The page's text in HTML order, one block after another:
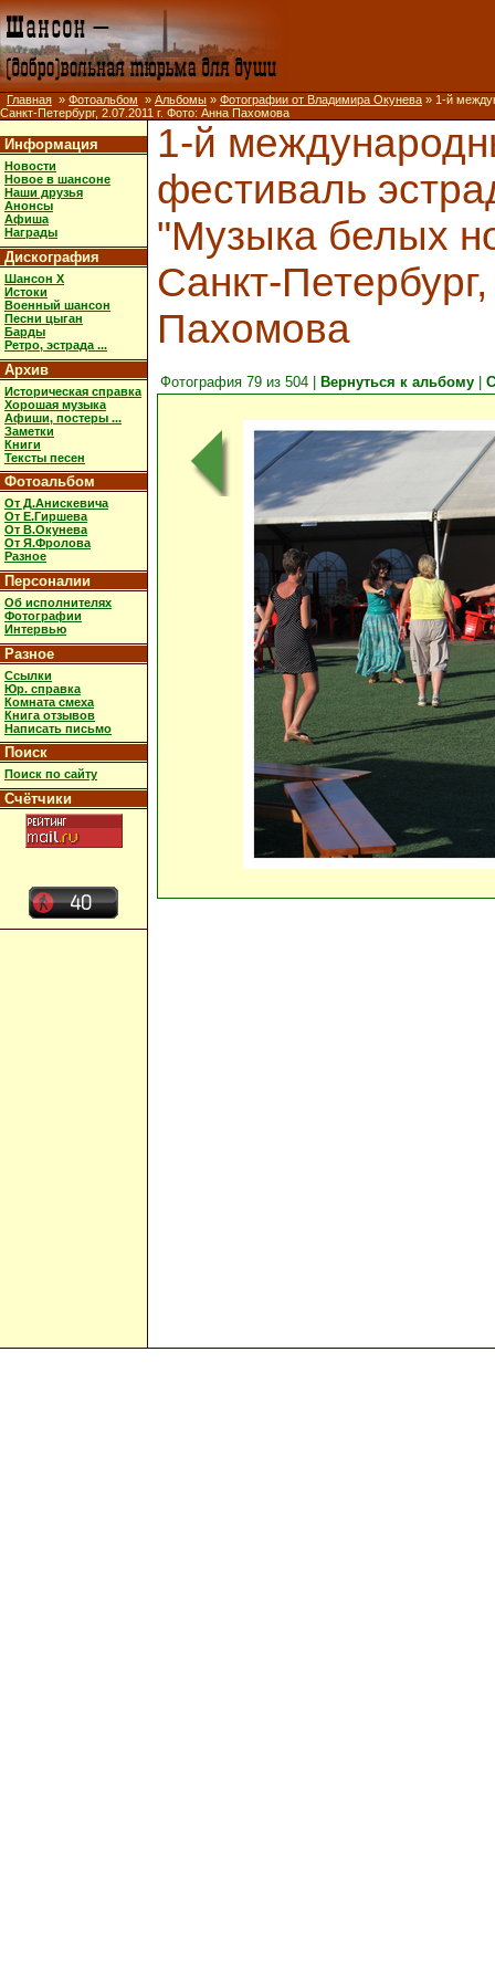
Главная » Фотоальбом » Альбомы » Фотографии от Владимира Окунева » 1-й
Санкт-Петербург, 2.07.2011 г. Фото: Анна Пахомова
Информация
Новости
Новое в шансоне
Наши друзья
Анонсы
Афиша
Награды
Дискография
Шансон X
Истоки
Военный шансон
Песни цыган
Барды
Ретро, эстрада ...
Архив
Историческая справка
Хорошая музыка
Афиши, постеры ...
Заметки
Книги
Тексты песен
Фотоальбом
От Д.Анискевича
От Е.Гиршева
От В.Окунева
От Я.Фролова
Разное
Персоналии
Об исполнителях
Фотографии
Интервью
Разное
Ссылки
Юр. справка
Комната смеха
Книга отзывов
Написать письмо
Поиск
Поиск по сайту
Счётчики
1-й
фестиваль
"Музыка белых
Санкт-
Пахомова
Фотография 79 из 504 | Вернуться к альбому